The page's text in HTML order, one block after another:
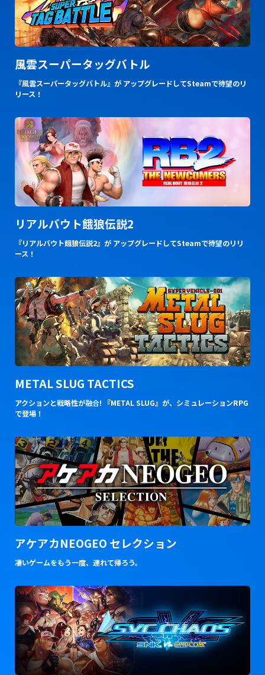
風雲スーパータッグバトル
『風雲スーパータッグバトル』が アップグレードしてSteamで待望のリ
リース！
リアルバウト餓狼伝説2
『リアルバウト餓狼伝説2』が アップグレードしてSteamで待望のリリ
ース！
METAL SLUG TACTICS
アクションと戦略性が融合! 『METAL SLUG』が、シミュレーションRPG
で登場！
アケアカNEOGEO セレクション
凄いゲームをもう一度、連れて帰ろう。